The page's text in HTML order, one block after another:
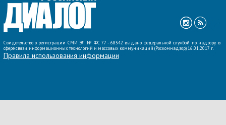
Свидетельство о регистрации СМИ ЭЛ № ФС 77 - 68342 выдано федеральной службой по надзору в
сфере связи, информационных технологий и массовых коммуникаций (Роскомнадзор) 16.01.2017 г.
Правила использования информации